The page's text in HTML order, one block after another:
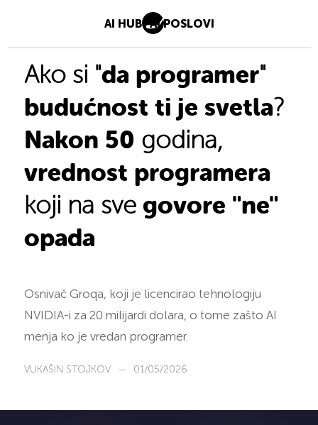
AI HUB AI POSLOVI
Ako si "da programer"
budućnost ti je svetla?
Nakon 50 godina,
vrednost programera
koji na sve govore "ne"
opada
Osnivač Groqa, koji je licencirao tehnologiju
NVIDIA-i za 20 milijardi dolara, o tome zašto AI
menja ko je vredan programer.
VUKAŠIN STOJKOV — 01/05/2026